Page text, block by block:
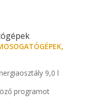
,
9,0 l
programot